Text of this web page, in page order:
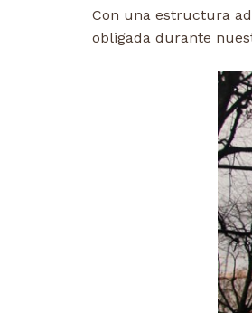
Con una estructura
obligada durante